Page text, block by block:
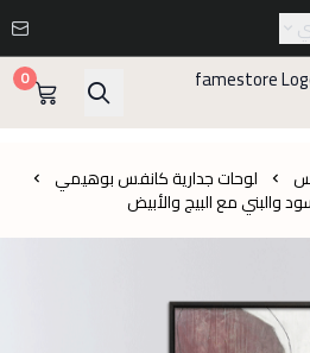
0
لوحات جدارية كانفس بوهيمي
والبني مع البيج والأبيض